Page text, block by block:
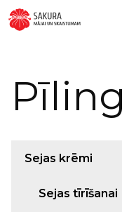
Doties
uz
Sejas krēmi
Sejas tīrīšanai